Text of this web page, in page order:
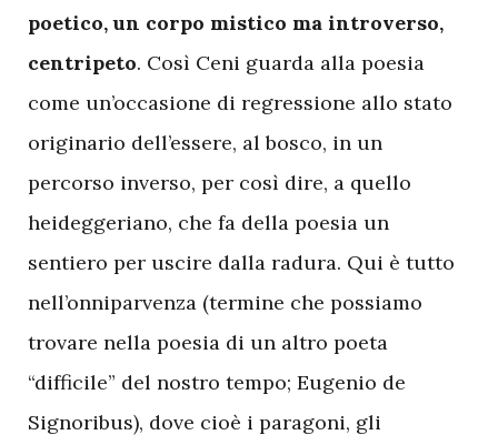
poetico, un corpo mistico ma introverso,
centripeto. Così Ceni guarda alla poesia
come un’occasione di regressione allo stato
originario dell’essere, al bosco, in un
percorso inverso, per così dire, a quello
heideggeriano, che fa della poesia un
sentiero per uscire dalla radura. Qui è tutto
nell’onniparvenza (termine che possiamo
trovare nella poesia di un altro poeta
“difficile” del nostro tempo; Eugenio de
Signoribus), dove cioè i paragoni, gli